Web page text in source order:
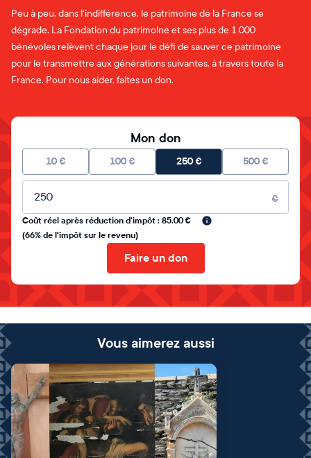
Peu à peu, dans l'indifférence, le patrimoine de la France se
dégrade. La Fondation du patrimoine et ses plus de 1 000
bénévoles relèvent chaque jour le défi de sauver ce patrimoine
pour le transmettre aux générations suivantes, à travers toute la
France. Pour nous aider, faites un don.
Mon don
10 € 100 € 250€ 500 €
Montant libre
€
Coût réel après réduction d'impôt : 85.00 €
(66% de l'impôt sur le revenu)
Faire un don
Vous aimerez aussi